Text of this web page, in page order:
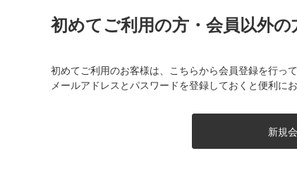
初めてご利用の方・会員以外の
初めてご利用のお客様は、こちらから会員登録を行って
メールアドレスとパスワードを登録しておくと便利に